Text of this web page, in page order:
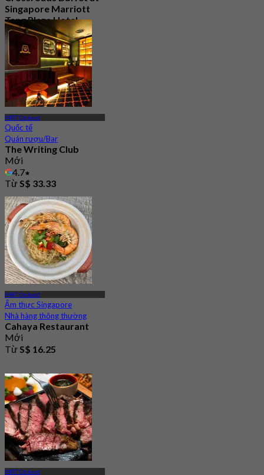
Singapore Marriott
Tang Plaza Hotel
4.5
682 Đã đặt chỗ
Từ S$ 65
MRT Orchard
Quốc tế
Quán rượu/Bar
The Writing Club
Mới
4.7
Từ S$ 33.33
MRT Orchard
Ẩm thực Singapore
Nhà hàng thông thường
Cahaya Restaurant
Mới
Từ S$ 16.25
MRT Orchard